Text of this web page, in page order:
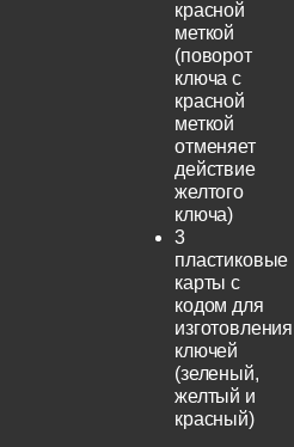
красной
меткой
(поворот
ключа с
красной
меткой
отменяет
действие
желтого
ключа)
3
пластиковые
карты с
кодом для
изготовления
ключей
(зеленый,
желтый и
красный)